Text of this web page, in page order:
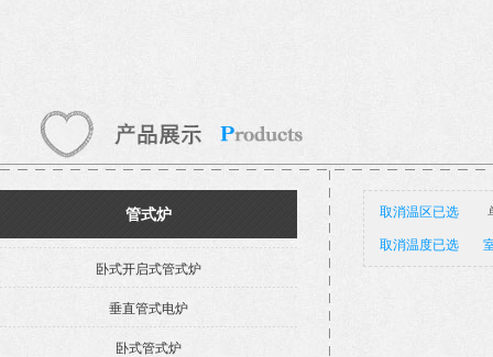
管式炉
卧式开启式管式炉
垂直管式电炉
卧式管式炉
取消温区已选
取消温度已选